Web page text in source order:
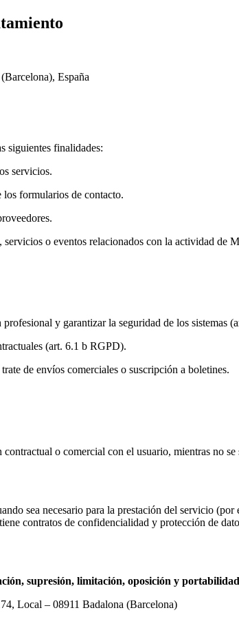
España
siguientes finalidades:
servicios.
los formularios de contacto.
o eventos relacionados con la actividad de
y garantizar la seguridad de los sistemas
(art. 6.1 b RGPD).
de envíos comerciales o suscripción a boletines.
o comercial con el usuario, mientras no
sea necesario para la prestación del servicio
contratos de confidencialidad y protección de
supresión, limitación, oposición y portabilidad
Local – 08911 Badalona (Barcelona)